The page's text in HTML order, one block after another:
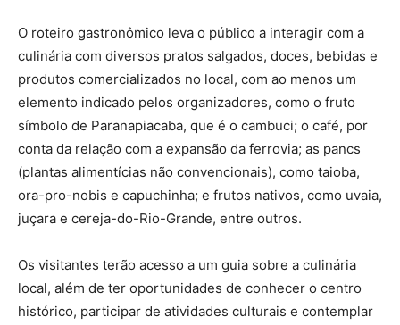
O roteiro gastronômico leva o público a interagir com a
culinária com diversos pratos salgados, doces, bebidas e
produtos comercializados no local, com ao menos um
elemento indicado pelos organizadores, como o fruto
símbolo de Paranapiacaba, que é o cambuci; o café, por
conta da relação com a expansão da ferrovia; as pancs
(plantas alimentícias não convencionais), como taioba,
ora-pro-nobis e capuchinha; e frutos nativos, como uvaia,
juçara e cereja-do-Rio-Grande, entre outros.
Os visitantes terão acesso a um guia sobre a culinária
local, além de ter oportunidades de conhecer o centro
histórico, participar de atividades culturais e contemplar